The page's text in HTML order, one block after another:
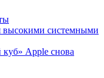
высокими системными
Apple снова